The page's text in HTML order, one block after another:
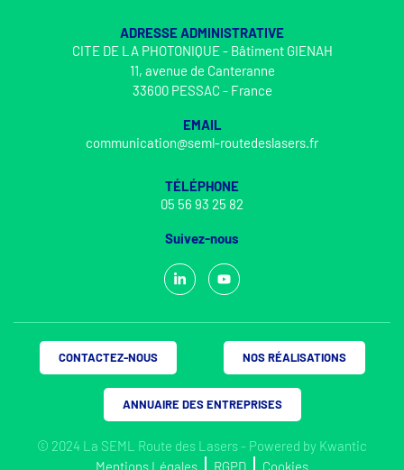
ADRESSE ADMINISTRATIVE
CITE DE LA PHOTONIQUE - Bâtiment GIENAH
11, avenue de Canteranne
33600 PESSAC - France
EMAIL
communication@seml-routedeslasers.fr
TÉLÉPHONE
05 56 93 25 82
Suivez-nous
© 2024 La SEML Route des Lasers - Powered by Kwantic
Mentions Légales
RGPD Cookies
CONTACTEZ-NOUS NOS RÉALISATIONS
ANNUAIRE DES ENTREPRISES